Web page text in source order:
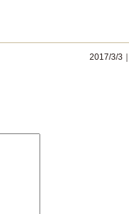
2017/3/3｜